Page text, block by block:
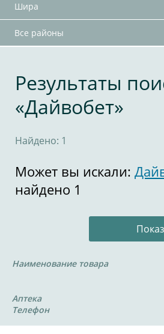
Шира
Все районы
Результаты
«Дайвобет»
Найдено: 1
Может вы искали:
найдено 1
Наименование товара
Аптека
Телефон